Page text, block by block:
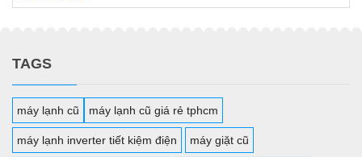
TAGS
máy lạnh cũ máy lạnh cũ giá rẻ tphcm
máy lạnh inverter tiết kiệm điện máy giặt cũ